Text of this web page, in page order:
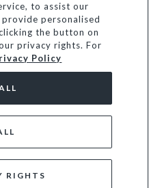
to assist our
personalised
the button on
privacy rights. For
Policy
RIGHTS